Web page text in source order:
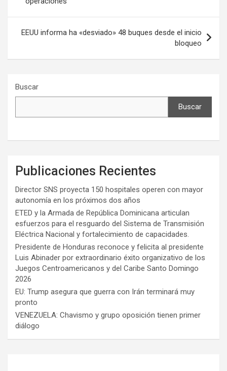
entradas
EEUU informa ha «desviado» 48 buques desde el inicio
bloqueo
Buscar
Buscar
Publicaciones Recientes
Director SNS proyecta 150 hospitales operen con mayor
autonomía en los próximos dos años
ETED y la Armada de República Dominicana articulan
esfuerzos para el resguardo del Sistema de Transmisión
Eléctrica Nacional y fortalecimiento de capacidades.
Presidente de Honduras reconoce y felicita al presidente
Luis Abinader por extraordinario éxito organizativo de los
Juegos Centroamericanos y del Caribe Santo Domingo
2026
EU: Trump asegura que guerra con Irán terminará muy
pronto
VENEZUELA: Chavismo y grupo oposición tienen primer
diálogo